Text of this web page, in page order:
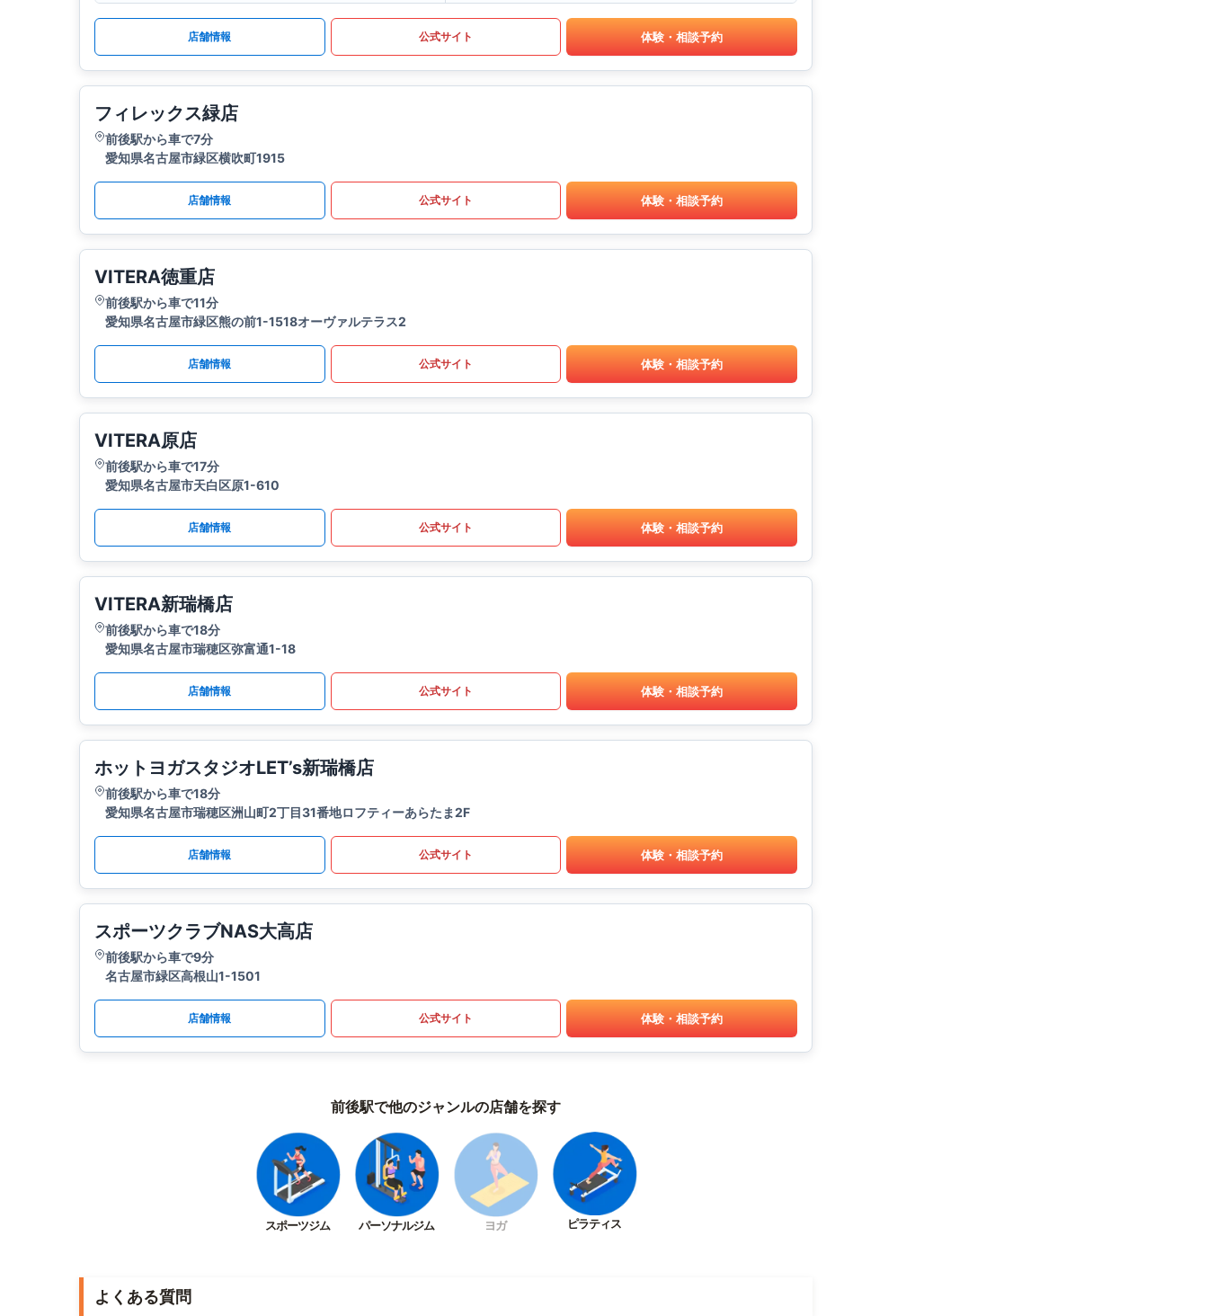
店舗情報 公式サイト 体験・相談予約
フィレックス緑店
前後駅から車で7分
愛知県名古屋市緑区横吹町1915
店舗情報 公式サイト 体験・相談予約
VITERA徳重店
前後駅から車で11分
愛知県名古屋市緑区熊の前1-1518オーヴァルテラス2
店舗情報 公式サイト 体験・相談予約
VITERA原店
前後駅から車で17分
愛知県名古屋市天白区原1-610
店舗情報 公式サイト 体験・相談予約
VITERA新瑞橋店
前後駅から車で18分
愛知県名古屋市瑞穂区弥富通1-18
店舗情報 公式サイト 体験・相談予約
ホットヨガスタジオLET’s新瑞橋店
前後駅から車で18分
愛知県名古屋市瑞穂区洲山町2丁目31番地ロフティーあらたま2F
店舗情報 公式サイト 体験・相談予約
スポーツクラブNAS大高店
前後駅から車で9分
名古屋市緑区高根山1-1501
店舗情報 公式サイト 体験・相談予約
前後駅で他のジャンルの店舗を探す
スポーツジム パーソナルジム ヨガ ピラティス
よくある質問